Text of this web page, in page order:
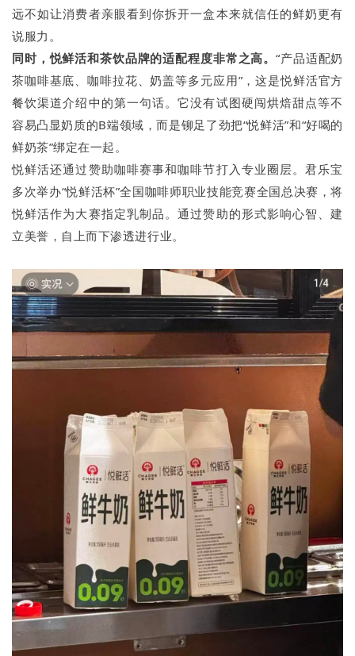
远不如让消费者亲眼看到你拆开一盒本来就信任的鲜奶更有
说服力。
同时，悦鲜活和茶饮品牌的适配程度非常之高。“产品适配奶
茶咖啡基底、咖啡拉花、奶盖等多元应用”，这是悦鲜活官方
餐饮渠道介绍中的第一句话。它没有试图硬闯烘焙甜点等不
容易凸显奶质的B端领域，而是铆足了劲把“悦鲜活”和“好喝的
鲜奶茶”绑定在一起。
悦鲜活还通过赞助咖啡赛事和咖啡节打入专业圈层。君乐宝
多次举办“悦鲜活杯”全国咖啡师职业技能竞赛全国总决赛，将
悦鲜活作为大赛指定乳制品。通过赞助的形式影响心智、建
立美誉，自上而下渗透进行业。